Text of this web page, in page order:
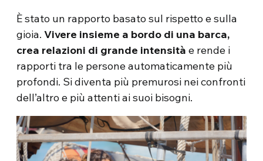
È stato un rapporto basato sul rispetto e sulla
gioia.Vivere insieme a bordo di una barca,
crea relazioni di grande intensitàe rende i
rapporti tra le persone automaticamente più
profondi. Si diventa più premurosi nei confronti
dell’altro e più attenti ai suoi bisogni.